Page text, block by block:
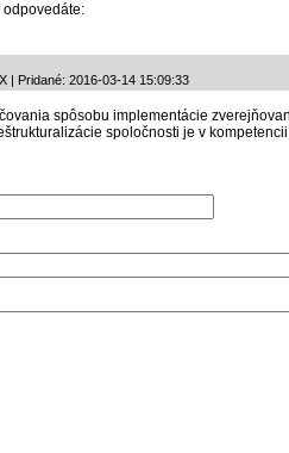
odpovedáte:
| Pridané: 2016-03-14 15:09:33
spôsobu implementácie
spoločnosti je v